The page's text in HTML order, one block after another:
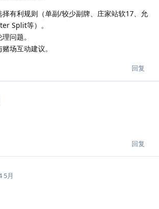
择有利规则（单副/较少副牌、庄家站软17、允
Split等）。
问题。
场互动建议。
回复
回复
5月